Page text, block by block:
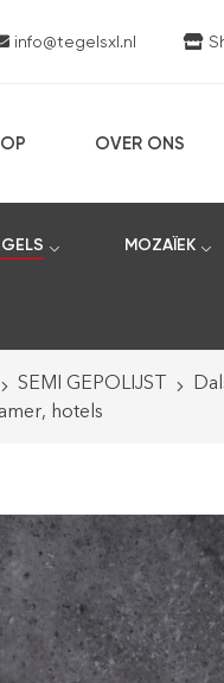
info@tegelsxl.nl
OVER ONS
MOZAÏEK
SEMI GEPOLIJST
hotels